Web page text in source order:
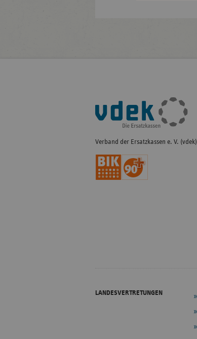
Fußleisten-
Navigation
Verband der Ersatzkassen e. V. (vdek)
LANDESVERTRETUNGEN